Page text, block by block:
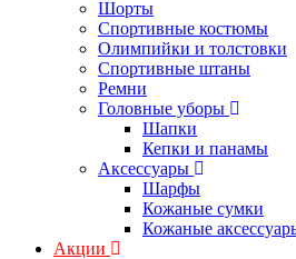
Шорты
Спортивные костюмы
Олимпийки и толстовки
Спортивные штаны
Ремни
Головные уборы
Шапки
Кепки и панамы
Аксессуары
Шарфы
Кожаные сумки
Кожаные
Акции